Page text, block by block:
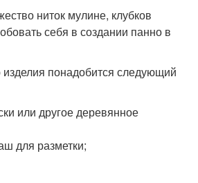
ниток мулине, клубков
себя в создании панно в
изделия понадобится следующий
или другое деревянное
для разметки;